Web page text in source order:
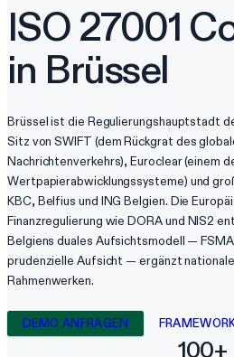
ISO 27001
in Brüssel
Brüssel ist die Regulierungshauptstadt
Sitz von SWIFT (dem Rückgrat des
Nachrichtenverkehrs), Euroclear (einem
Wertpapierabwicklungssysteme) und
KBC, Belfius und ING Belgien. Die
Finanzregulierung wie DORA und NIS2
Belgiens duales Aufsichtsmodell —
prudenzielle Aufsicht — ergänzt
Rahmenwerken.
DEMO ANFRAGEN
100+